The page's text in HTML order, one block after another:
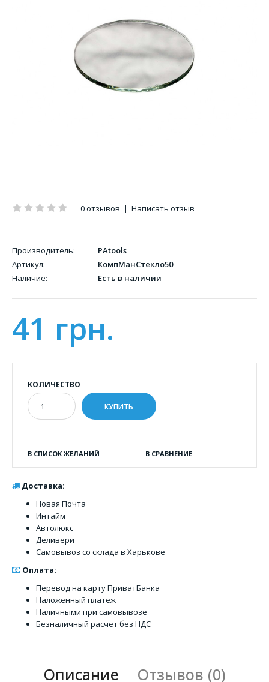
0 отзывов | Написать отзыв
Производитель:
PAtools
Артикул:
КомпМанСтекло50
Наличие:
Есть в наличии
41 грн.
КОЛИЧЕСТВО
В СПИСОК ЖЕЛАНИЙ В СРАВНЕНИЕ
Доставка:
Новая Почта
Интайм
Автолюкс
Деливери
Самовывоз со склада в Харькове
Оплата:
Перевод на карту ПриватБанка
Наложенный платеж
Наличными при самовывозе
Безналичный расчет без НДС
Описание Отзывов (0)